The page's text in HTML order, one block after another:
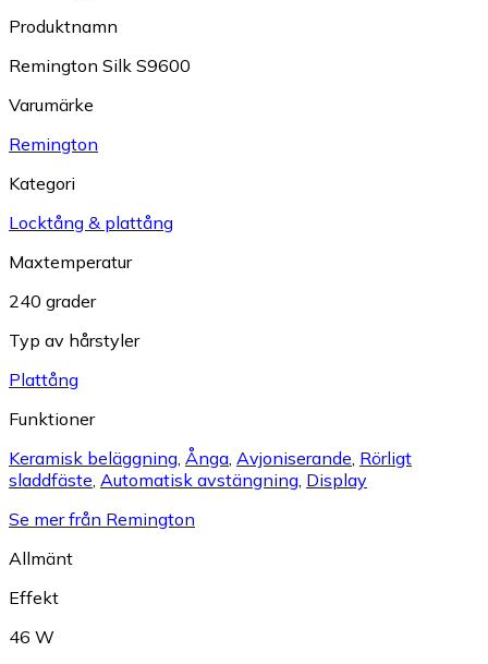
Produktnamn
Remington Silk S9600
Varumärke
Remington
Kategori
Locktång & plattång
Maxtemperatur
240 grader
Typ av hårstyler
Plattång
Funktioner
Keramisk beläggning, Ånga, Avjoniserande, Rörligt
sladdfäste, Automatisk avstängning, Display
Se mer från Remington
Allmänt
Effekt
46 W